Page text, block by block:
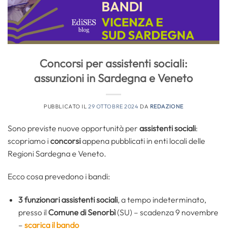
Concorsi per assistenti sociali:
assunzioni in Sardegna e Veneto
PUBBLICATO IL29 OTTOBRE 2024 DA REDAZIONE
Sono previste nuove opportunità per assistenti sociali:
scopriamo iconcorsiappena pubblicati in enti locali delle
Regioni Sardegna e Veneto.
Ecco cosa prevedono i bandi:
3 funzionari assistenti sociali, a tempo indeterminato,
presso il Comune di Senorbì(SU) – scadenza 9 novembre
– scarica il bando